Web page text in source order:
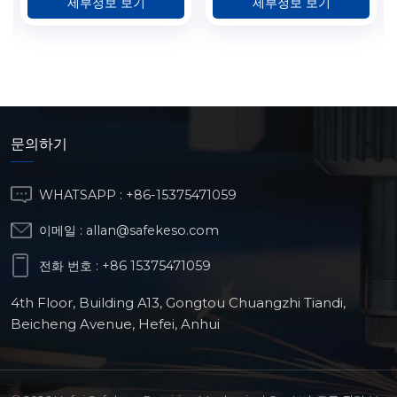
문의하기
WHATSAPP : +86-15375471059
이메일 : allan@safekeso.com
전화 번호 : +86 15375471059
4th Floor, Building A13, Gongtou Chuangzhi Tiandi,
Beicheng Avenue, Hefei, Anhui